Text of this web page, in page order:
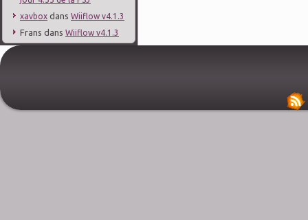
xavbox dans Wiiflow v4.1.3
Frans dans Wiiflow v4.1.3